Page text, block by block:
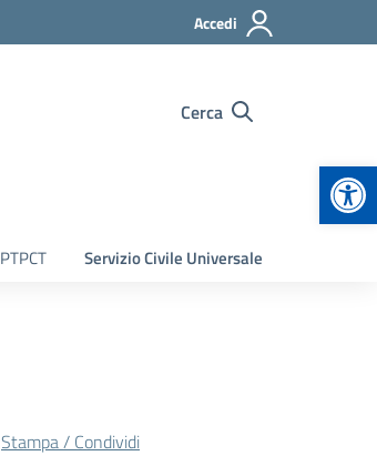
Accedi
Cerca
PTPCT Servizio Civile Universale
Stampa / Condividi